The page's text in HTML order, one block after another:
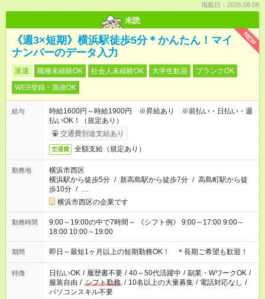
掲載日：2026.08.08
未読
NEW
《週3×短期》横浜駅徒歩5分＊かんたん！マイ
ナンバーのデータ入力
派遣 職種未経験OK 社会人未経験OK 大学生歓迎
ブランクOK
WEB登録・面接OK
給与
時給1600円～時給1900円 ※昇給あり ※前払い・日払い・週
払いOK！（規定あり）
交通費別途支給あり
交通費 全額支給（規定あり）
勤務地
横浜市西区
横浜駅から徒歩5分 / 新高島駅から徒歩7分 / 高島町駅から徒
歩10分 / …
横浜市西区の企業です
勤務時間
9:00～19:00の中で7時間～ 《シフト例》 9:00～17:00 9:00～
18:00 10:00～19:00
期間 即日～最短1ヶ月以上の短期勤務OK！ ＊長期ご希望も歓迎！
特徴 日払いOK / 履歴書不要 / 40～50代活躍中 / 副業・WワークOK /
服装自由 / シフト勤務 / 10名以上の大量募集 / 電話対応なし /
パソコンスキル不要